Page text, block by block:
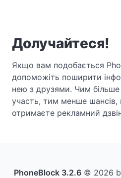
Долучайтеся!
Якщо вам подобається
допоможіть поширити
нею з друзями. Чим більше
участь, тим менше
отримаєте рекламний
PhoneBlock 3.2.6 © 2026